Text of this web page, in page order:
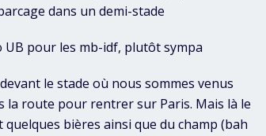
dans un demi-stade
UB pour les mb-idf, plutôt sympa
le stade où nous sommes venus
la route pour rentrer sur Paris. Mais là le
bières ainsi que du champ (bah